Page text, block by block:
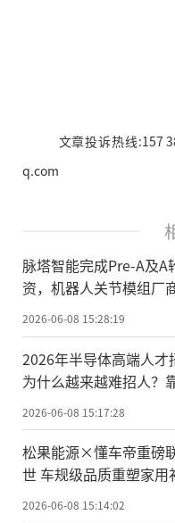
文章投诉热线:157
q.com
脉塔智能完成Pre-A及A
资，机器人关节模组厂
2026-06-08 15:28:19
2026年半导体高端人才
为什么越来越难招人？
与真实交付案例
2026-06-08 15:17:28
松果能源×懂车帝重磅
世 车规级品质重塑家用
2026-06-08 15:14:02